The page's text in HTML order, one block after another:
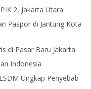
2, Jakarta Utara
Paspor di Jantung Kota
di Pasar Baru Jakarta
Indonesia
Ungkap Penyebab